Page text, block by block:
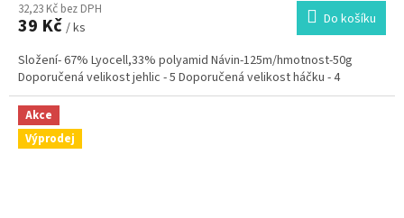
32,23 Kč bez DPH
39 Kč / ks Do košíku
Složení- 67% Lyocell,33% polyamid Návin-125m/hmotnost-50g
Doporučená velikost jehlic - 5 Doporučená velikost háčku - 4
Akce
Výprodej